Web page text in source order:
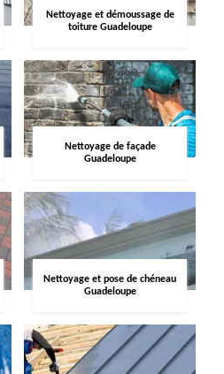
Nettoyage et démoussage de
toiture Guadeloupe
Nettoyage de façade
Guadeloupe
Nettoyage et pose de chéneau
Guadeloupe